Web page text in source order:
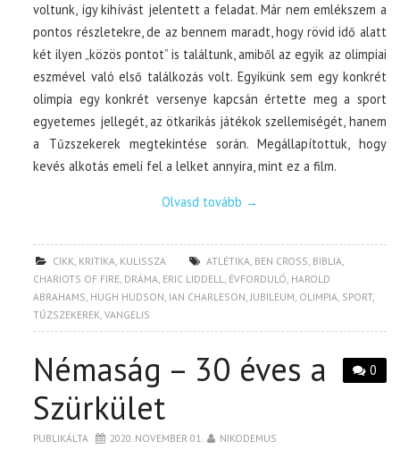
voltunk, így kihívást jelentett a feladat. Már nem emlékszem a
pontos részletekre, de az bennem maradt, hogy rövid idő alatt
két ilyen „közös pontot” is találtunk, amiből az egyik az olimpiai
eszmével való első találkozás volt. Egyikünk sem egy konkrét
olimpia egy konkrét versenye kapcsán értette meg a sport
egyetemes jellegét, az ötkarikás játékok szellemiségét, hanem
a Tűzszekerek megtekintése során. Megállapítottuk, hogy
kevés alkotás emeli fel a lelket annyira, mint ez a film.
Olvasd tovább →
CIKK, KRITIKA, KULISSZA ATLÉTIKA, BEN CROSS, BIBLIA,
CHARIOTS OF FIRE, DRÁMA, ERIC LIDDELL, ÉVFORDULÓ, HAROLD
ABRAHAMS, HUGH HUDSON, IAN CHARLESON,JUBILEUM, OLIMPIA, SPORT,
TŰZSZEKEREK,VANGELIS
0
Némaság – 30 éves a
Szürkület
PUBLIKÁLTA 2020. NOVEMBER 01. NIKODEMUS